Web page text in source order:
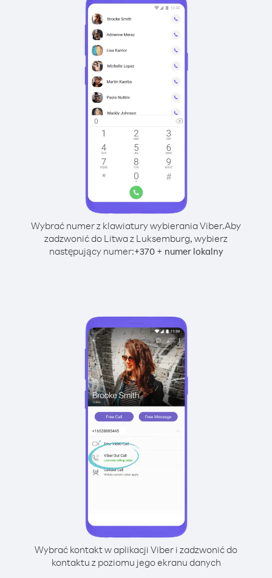
Wybrać numer z klawiatury wybierania Viber.Aby
zadzwonić do Litwa z Luksemburg, wybierz
następujący numer:+370+ numer lokalny
Wybrać kontakt w aplikacji Viber i zadzwonić do
kontaktu z poziomu jego ekranu danych